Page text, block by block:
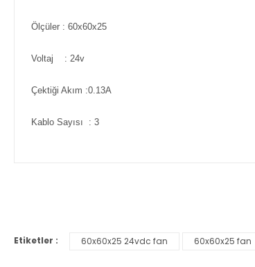
Ölçüler : 60x60x25
Voltaj : 24v
Çektiği Akım :0.13A
Kablo Sayısı : 3
Ürün resmi kalitesiz, bozuk veya görüntülenemiyor.
Etiketler : 60x60x25 24vdc fan 60x60x25 fan